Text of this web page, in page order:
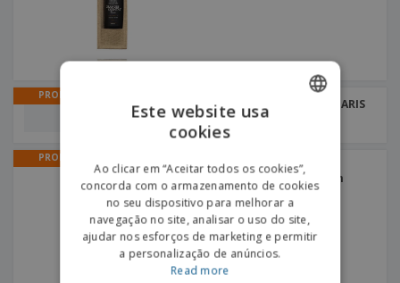
PROMO
Abre-caricas com íman PARIS
| Abre-caricas
PROMO
Saco pequeno TNT 80 g
termo-selado | Saco com
pega SPANISH
Este website usa
cookies
Ao clicar em “Aceitar todos os cookies”,
concorda com o armazenamento de cookies
no seu dispositivo para melhorar a
navegação no site, analisar o uso do site,
ajudar nos esforços de marketing e permitir
a personalização de anúncios.
Read more